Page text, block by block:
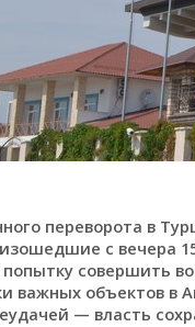
переворота в
с вечера
совершить
важных объектов в
— власть